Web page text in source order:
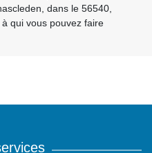
dans le 56540,
qui vous pouvez faire